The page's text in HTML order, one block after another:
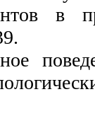
в